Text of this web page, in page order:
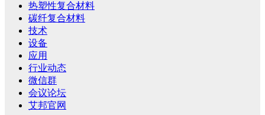
热塑性复合材料
碳纤复合材料
技术
设备
应用
行业动态
微信群
会议论坛
艾邦官网